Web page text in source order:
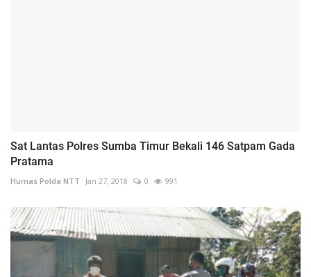
Sat Lantas Polres Sumba Timur Bekali 146 Satpam Gada
Pratama
Humas Polda NTT Jan 27, 2018 0 991